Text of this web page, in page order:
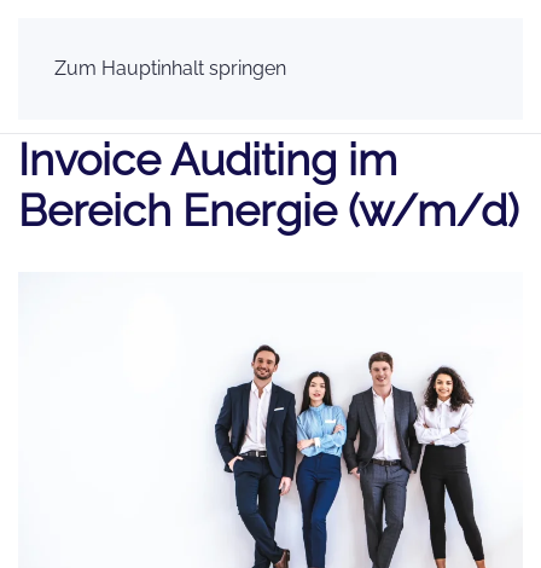
Zum Hauptinhalt springen
Invoice Auditing im
Bereich Energie (w/m/d)